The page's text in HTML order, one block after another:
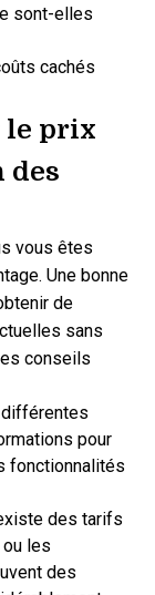
sont-elles
cachés
le prix
des
vous êtes
Une bonne
de
sans
conseils
pour
fonctionnalités
des tarifs
les
des